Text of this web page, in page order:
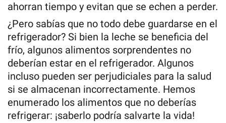
ahorran tiempo y evitan que se echen a perder.
¿Pero sabías que no todo debe guardarse en el
refrigerador? Si bien la leche se beneficia del
frío, algunos alimentos sorprendentes no
deberían estar en el refrigerador. Algunos
incluso pueden ser perjudiciales para la salud
si se almacenan incorrectamente. Hemos
enumerado los alimentos que no deberías
refrigerar: ¡saberlo podría salvarte la vida!